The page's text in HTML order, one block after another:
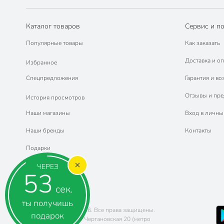
ЧЕРЕЗ
52 сек.
ты получишь
подарок
Каталог товаров
Популярные товары
Избранное
Спецпредложения
История просмотров
Наши магазины
Наши бренды
Подарки
Сервис и
Как заказать
Доставка и
Гарантия и
Отзывы и
Вход в
Контакты
Copyright © 2011-2026. Все права защищены.
Адрес: г. Москва, ул. Чертановская 20 (метро